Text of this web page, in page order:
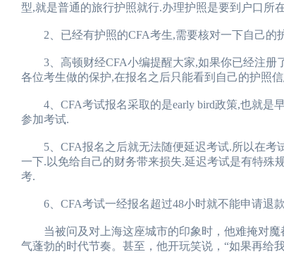
型,就是普通的旅行护照就行.办理护照是要到户口所
2、已经有护照的CFA考生,需要核对一下自己的
3、高顿财经CFA小编提醒大家,如果你已经注册
各位考生做的保护,在报名之后只能看到自己的护照
4、CFA考试报名采取的是early bird政策,也就是
参加考试.
5、CFA报名之后就无法随便延迟考试.所以在考
一下.以免给自己的财务带来损失.延迟考试是有特殊
考.
6、CFA考试一经报名超过48小时就不能申请退
当被问及对上海这座城市的印象时，他难掩对魔
气蓬勃的时代节奏。甚至，他开玩笑说，“如果再给